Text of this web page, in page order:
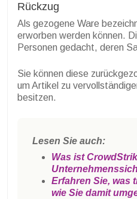
Rückzug
Als gezogene Ware
erworben werden können.
Personen gedacht, deren
Sie können diese
um Artikel zu
besitzen.
Lesen Sie auch:
Was ist
Erfahren Sie, was
wie Sie damit